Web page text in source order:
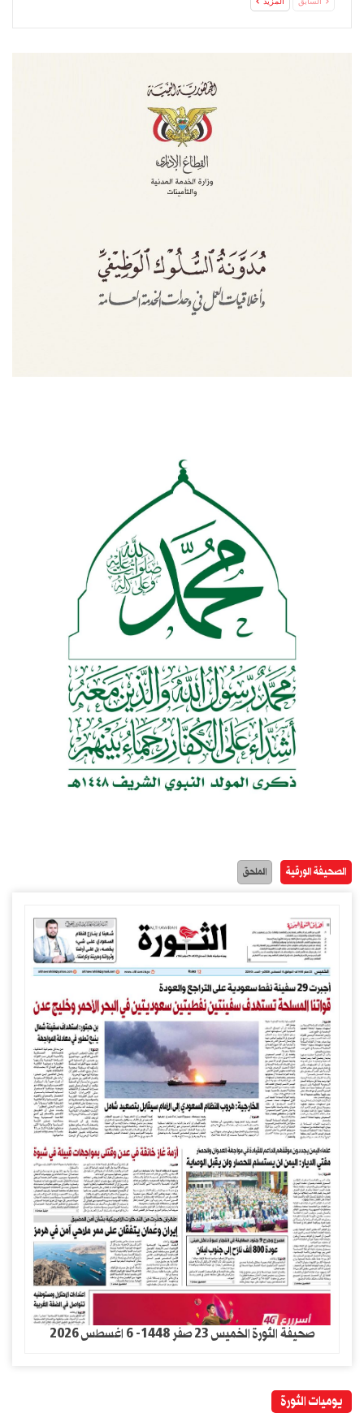
الصحيفة الورقية الملحق
صحيفة الثورة الخميس 23 صفر 1448- 6 اغسطس 2026
يوميات الثورة